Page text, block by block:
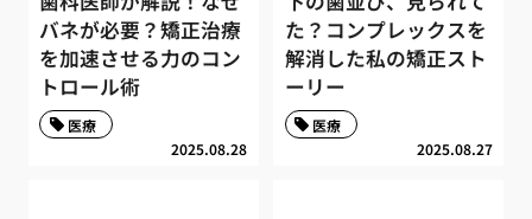
バネが必要？矯正治療
を加速させる力のコン
トロール術
2025.08.28
医療
た？コンプレックスを
解消した私の矯正スト
ーリー
2025.08.27
医療